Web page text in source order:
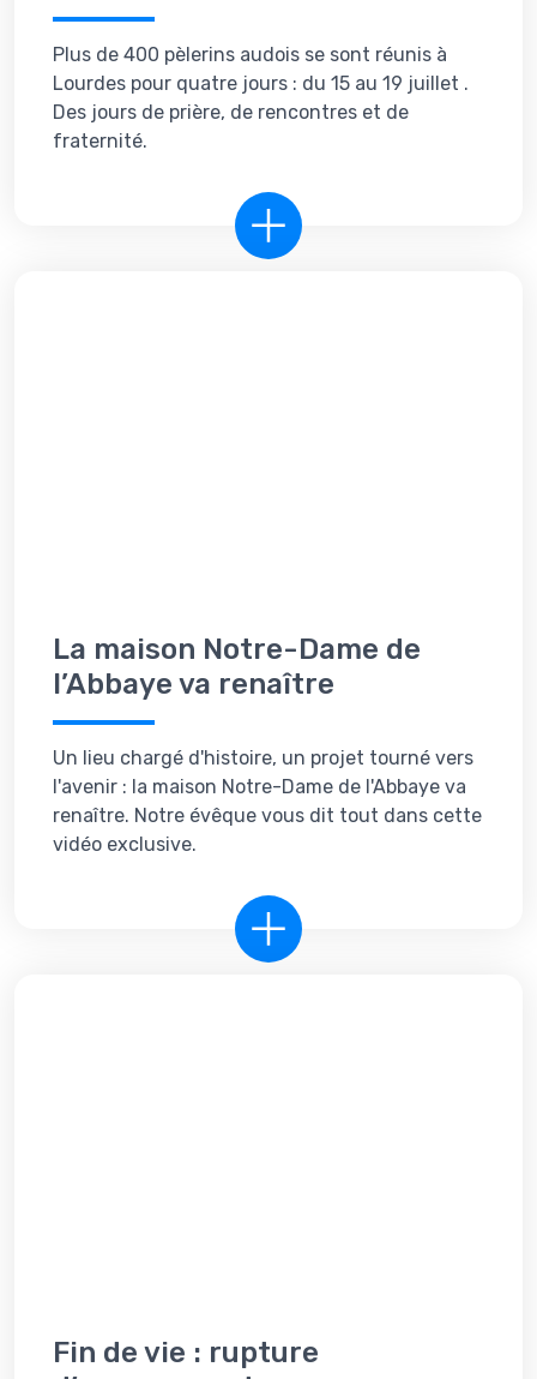
Plus de 400 pèlerins audois se sont réunis à
Lourdes pour quatre jours : du 15 au 19 juillet .
Des jours de prière, de rencontres et de
fraternité.
La maison Notre-Dame de
l’Abbaye va renaître
Un lieu chargé d'histoire, un projet tourné vers
l'avenir : la maison Notre-Dame de l'Abbaye va
renaître. Notre évêque vous dit tout dans cette
vidéo exclusive.
Fin de vie : rupture